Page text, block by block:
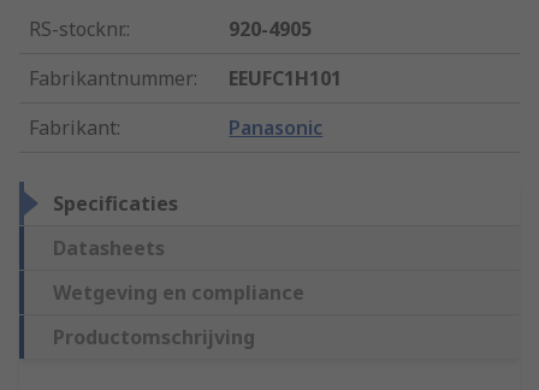
RS-stocknr.:
920-4905
Fabrikantnummer:
EEUFC1H101
Fabrikant: Panasonic
Specificaties
Datasheets
Wetgeving en compliance
Productomschrijving